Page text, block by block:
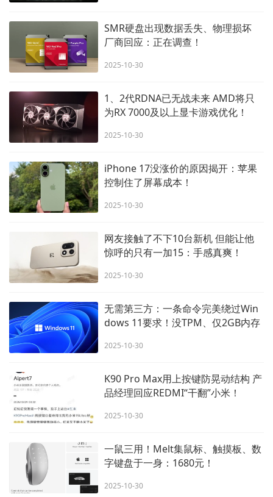
SMR硬盘出现数据丢失、物理损坏
厂商回应：正在调查！
2025-10-30
1、2代RDNA已无战未来 AMD将只
为RX 7000及以上显卡游戏优化！
2025-10-30
iPhone 17没涨价的原因揭开：苹果
控制住了屏幕成本！
2025-10-30
网友接触了不下10台新机 但能让他
惊呼的只有一加15：手感真爽！
2025-10-30
无需第三方：一条命令完美绕过Win
dows 11要求！没TPM、仅2GB内存
2025-10-30
K90 Pro Max用上按键防晃动结构 产
品经理回应REDMI“干翻”小米！
2025-10-30
一鼠三用！Melt集鼠标、触摸板、数
字键盘于一身：1680元！
2025-10-30